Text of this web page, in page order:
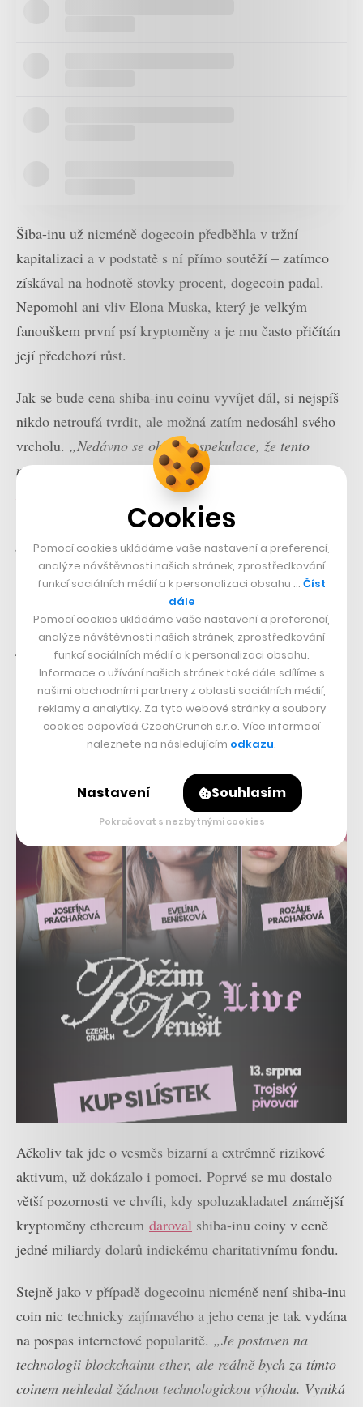
Šiba-inu už nicméně dogecoin předběhla v tržní
kapitalizaci a v podstatě s ní přímo soutěží – zatímco
získával na hodnotě stovky procent, dogecoin padal.
Nepomohl ani vliv Elona Muska, který je velkým
fanouškem první psí kryptoměny a je mu často přičítán
její předchozí růst.
Jak se bude cena shiba-inu coinu vyvíjet dál, si nejspíš
nikdo netroufá tvrdit, ale možná zatím nedosáhl svého
vrcholu. „Nedávno se objevily spekulace, že tento
meme tokenbude přidán do nabídky obchodní aplikace
, což by mohlo enormně zvýšit jeho cenu –
obchodníci na této platformě jsou známí tím, že
podobné výstřelky milují,“doplňuje Vranka.
Miliarda v šiba-inech pro Indii
A skutečně –peticeza to, aby shiba-inu coin byl stejně
jako dogecoin přidaný na Robinhood, má již přes 400
tisíc podpisů. Příznivci se odkazují právě na úspěch
dogecoinu, který dříve přinesl některým investorům i
Robinhoodu samotnému značné zisky. Zatím není jisté,
zda se k tomu populární obchodní aplikace skutečně
Ačkoliv tak jde o vesměs bizarní a extrémně rizikové
aktivum, už dokázalo i pomoci. Poprvé se mu dostalo
větší pozornosti ve chvíli, kdy spoluzakladatel známější
kryptoměny ethereum daroval shiba-inu coiny v ceně
jedné miliardy dolarů indickému charitativnímu fondu.
Stejně jako v případě dogecoinu nicméně není shiba-inu
coin nic technicky zajímavého a jeho cena je tak vydána
na pospas internetové popularitě. „Je postaven na
technologii blockchainu ether, ale reálně bych za tímto
coinem nehledal žádnou technologickou výhodu. Vyniká
Cookies
Pomocí cookies ukládáme vaše nastavení a preferencí,
analýze návštěvnosti našich stránek, zprostředkování
funkcí sociálních médií a k personalizaci obsahu … Číst
dále
Pomocí cookies ukládáme vaše nastavení a preferencí,
analýze návštěvnosti našich stránek, zprostředkování
funkcí sociálních médií a k personalizaci obsahu.
Informace o užívání našich stránek také dále sdílíme s
našimi obchodními partnery z oblasti sociálních médií,
reklamy a analytiky. Za tyto webové stránky a soubory
cookies odpovídá CzechCrunch s.r.o. Více informací
naleznete na následujícím odkazu.
Nastavení Souhlasím
Pokračovat s nezbytnými cookies